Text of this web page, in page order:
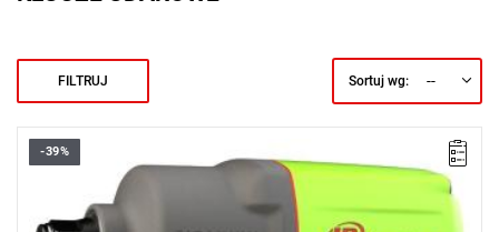
FILTRUJ Sortuj wg: --
• Wrzeciono (uchwyt): 1/2"
• Maks. moment obrotowy: 1220 Nm
• Prędkość: 8500 obr/min
• Udary na minutę: 1220
-39%